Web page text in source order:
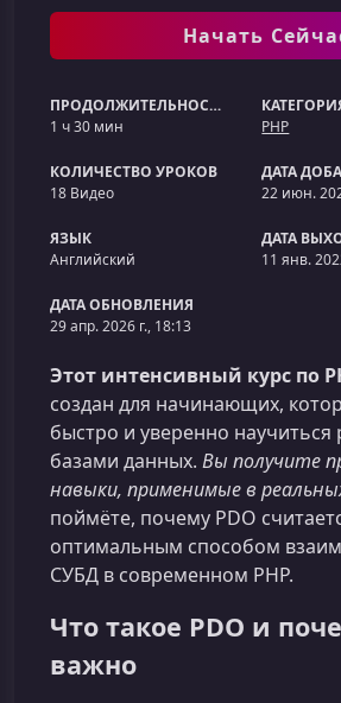
Начать
ПРОДОЛЖИТЕЛЬНОСТЬ
1 ч 30 мин
PHP
КОЛИЧЕСТВО УРОКОВ
18 Видео
ДАТА
22 июн.
ЯЗЫК
Английский
ДАТА
11 янв.
ДАТА ОБНОВЛЕНИЯ
29 апр. 2026 г., 18:13
Этот интенсивный курс по
создан для начинающих,
быстро и уверенно научиться
базами данных. Вы получите
навыки, применимые в
поймёте, почему PDO
оптимальным способом
СУБД в современном PHP.
Что такое PDO и
важно